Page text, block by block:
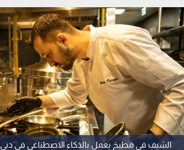
الشيف في مطبخ يعمل بالذكاء الاصطناعي في دبي